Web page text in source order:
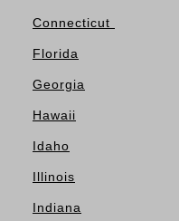
Connecticut
Florida
Georgia
Hawaii
Idaho
Illinois
Indiana